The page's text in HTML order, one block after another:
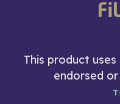
This product
endorsed